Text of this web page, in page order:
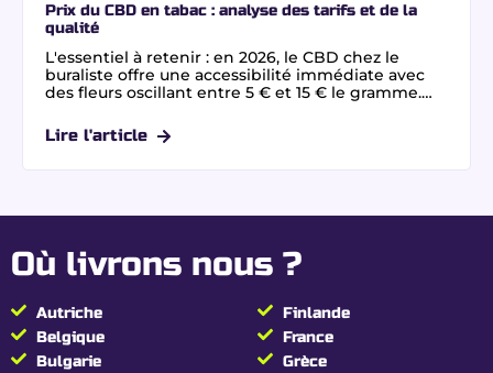
Prix du CBD en tabac : analyse des tarifs et de la
qualité
L'essentiel à retenir : en 2026, le CBD chez le
buraliste offre une accessibilité immédiate avec
des fleurs oscillant entre 5 € et 15 € le gramme.
cause des charges fixes, ce réseau garantit une
conformité stricte au taux de 0,3 % de THC. Pour
Lire l'article
Où livrons nous ?
Autriche
Belgique
Bulgarie
Finlande
France
Grèce